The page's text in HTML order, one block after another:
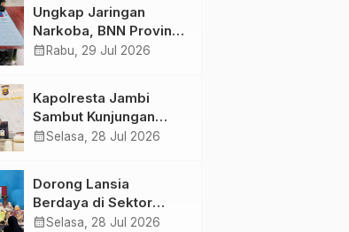
Ungkap Jaringan
Narkoba, BNN Provinsi
Jambi dan Bea Cukai
Butir Ekstasi dan 146
Gram Sabu
calendar_month Rabu, 29 Jul 2026
Kapolresta Jambi
Sambut Kunjungan
Ketua dan Pengurus
Kolaborasi
calendar_monthSelasa, 28 Jul 2026
Dorong Lansia
Berdaya di Sektor
Hijau, Pertamina EP
calendar_monthSelasa, 28 Jul 2026